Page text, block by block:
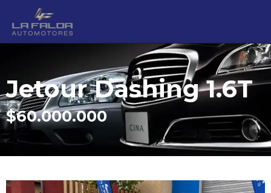
Jetour Dashing 1.6T
$60.000.000